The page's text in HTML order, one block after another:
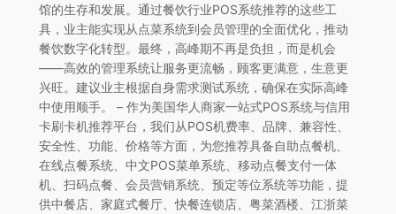
馆的生存和发展。通过餐饮行业POS系统推荐的这些工
具，业主能实现从点菜系统到会员管理的全面优化，推动
餐饮数字化转型。最终，高峰期不再是负担，而是机会
——高效的管理系统让服务更流畅，顾客更满意，生意更
兴旺。建议业主根据自身需求测试系统，确保在实际高峰
中使用顺手。 – 作为美国华人商家一站式POS系统与信用
卡刷卡机推荐平台，我们从POS机费率、品牌、兼容性、
安全性、功能、价格等方面，为您推荐具备自助点餐机、
在线点餐系统、中文POS菜单系统、移动点餐支付一体
机、扫码点餐、会员营销系统、预定等位系统等功能，提
供中餐店、家庭式餐厅、快餐连锁店、粤菜酒楼、江浙菜